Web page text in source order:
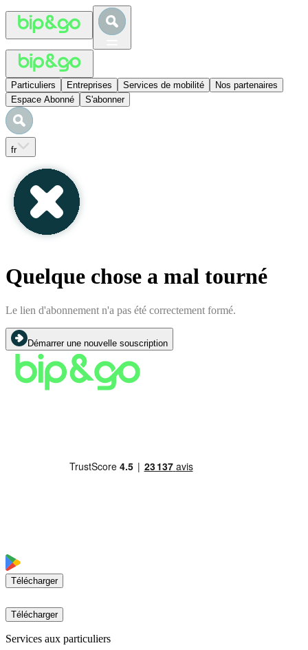
Particuliers Entreprises Services de mobilité
Nos partenaires
Espace Abonné
S'abonner
fr
Quelque chose a mal tourné
Le lien d'abonnement n'a pas été correctement formé.
Démarrer une nouvelle souscription
Télécharger
Télécharger
Services aux particuliers